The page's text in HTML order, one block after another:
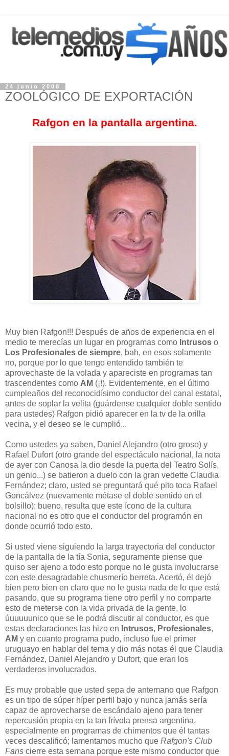
24 junio 2008
ZOOLÓGICO DE EXPORTACIÓN
Rafgon en la pantalla argentina.
Muy bien Rafgon!!! Después de años de experiencia en el
medio te merecías un lugar en programas como Intrusos o
Los Profesionales de siempre, bah, en esos solamente
no, porque por lo que tengo entendido también te
aprovechaste de la volada y apareciste en programas tan
trascendentes como AM (¡!). Evidentemente, en el último
cumpleaños del reconocidísimo conductor del canal estatal,
antes de soplar la velita (guárdense cualquier doble sentido
para ustedes) Rafgon pidió aparecer en la tv de la orilla
vecina, y el deseo se le cumplió...
Como ustedes ya saben, Daniel Alejandro (otro groso) y
Rafael Dufort (otro grande del espectáculo nacional, la nota
de ayer con Canosa la dio desde la puerta del Teatro Solís,
un genio...) se batieron a duelo con la gran vedette Claudia
Fernández; claro, usted se preguntará qué pito toca Rafael
Goncálvez (nuevamente métase el doble sentido en el
bolsillo); bueno, resulta que este ícono de la cultura
nacional no es otro que el conductor del programón en
donde ocurrió todo esto.
Si usted viene siguiendo la larga trayectoria del conductor
de la pantalla de la tía Sonia, seguramente piense que
quiso ser ajeno a todo esto porque no le gusta involucrarse
con este desagradable chusmerío berreta. Acertó, él dejó
bien pero bien en claro que no le gusta nada de lo que está
pasando, que su programa tiene otro perfil y no comparte
esto de meterse con la vida privada de la gente, lo
úuuuuunico que se le podrá discutir al conductor, es que
estas declaraciones las hizo en Intrusos, Profesionales,
AM y en cuanto programa pudo, incluso fue el primer
uruguayo en hablar del tema y dio más notas él que Claudia
Fernández, Daniel Alejandro y Dufort, que eran los
verdaderos involucrados.
Es muy probable que usted sepa de antemano que Rafgon
es un tipo de súper híper perfil bajo y nunca jamás sería
capaz de aprovecharse de escándalo ajeno para tener
repercusión propia en la tan frívola prensa argentina,
especialmente en programas de chimentos que él tantas
veces descalificó; lamentamos mucho que Rafgon's Club
Fans cierre esta semana porque este mismo conductor que